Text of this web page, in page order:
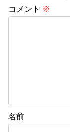
コメント ※
名前